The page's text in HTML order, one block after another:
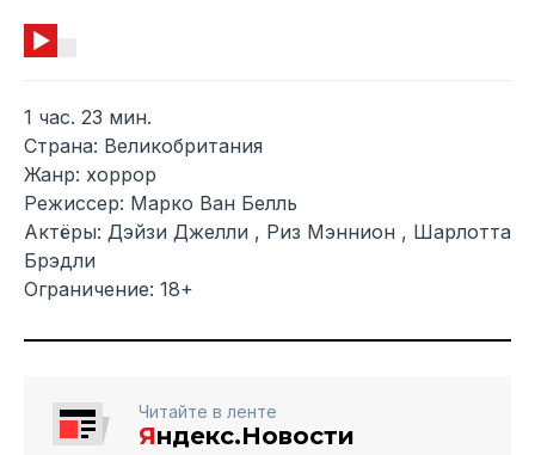
1 час. 23 мин.
Страна: Великобритания
Жанр: хоррор
Режиссер: Марко Ван Белль
Актёры: Дэйзи Джелли , Риз Мэннион , Шарлотта
Брэдли
Ограничение: 18+
Читайте в ленте
Яндекс.Новости